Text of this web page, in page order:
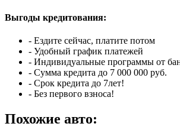
Выгоды кредитования:
- Ездите сейчас, платите потом
- Удобный график платежей
- Индивидуальные программы от
- Сумма кредита до 7 000 000 руб.
- Срок кредита до 7лет!
- Без первого взноса!
Похожие авто: